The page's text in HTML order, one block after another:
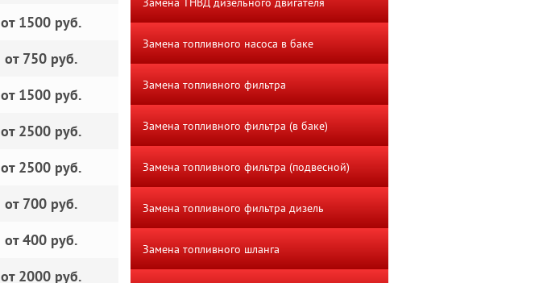
от 1500 руб.
от 750 руб.
от 1500 руб.
от 2500 руб.
от 2500 руб.
от 700 руб.
от 400 руб.
от 2000 руб.
Замена топливного насоса в баке
Замена топливного фильтра
Замена топливного фильтра (в баке)
Замена топливного фильтра (подвесной)
Замена топливного фильтра дизель
Замена топливного шланга